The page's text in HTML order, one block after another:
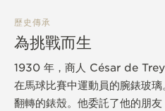
歷史傳承
為挑戰而生
1930 年，商人 César de Trey
在馬球比賽中運動員的腕錶玻
翻轉的錶殼。他委託了他的朋